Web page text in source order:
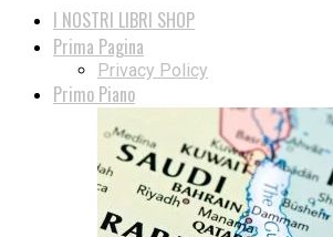
I NOSTRI LIBRI SHOP
Prima Pagina
Privacy Policy
Primo Piano